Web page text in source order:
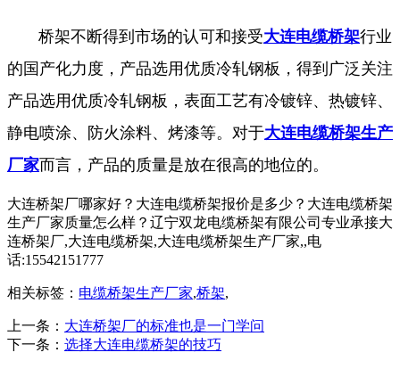
桥架不断得到市场的认可和接受大连电缆桥架行业
的国产化力度，产品选用优质冷轧钢板，得到广泛关注
产品选用优质冷轧钢板，表面工艺有冷镀锌、热镀锌、
静电喷涂、防火涂料、烤漆等。对于大连电缆桥架生产
厂家而言，产品的质量是放在很高的地位的。
大连桥架厂哪家好？大连电缆桥架报价是多少？大连电缆桥架
生产厂家质量怎么样？辽宁双龙电缆桥架有限公司专业承接大
连桥架厂,大连电缆桥架,大连电缆桥架生产厂家,,电
话:15542151777
相关标签： 电缆桥架生产厂家,桥架,
上一条： 大连桥架厂的标准也是一门学问
下一条： 选择大连电缆桥架的技巧